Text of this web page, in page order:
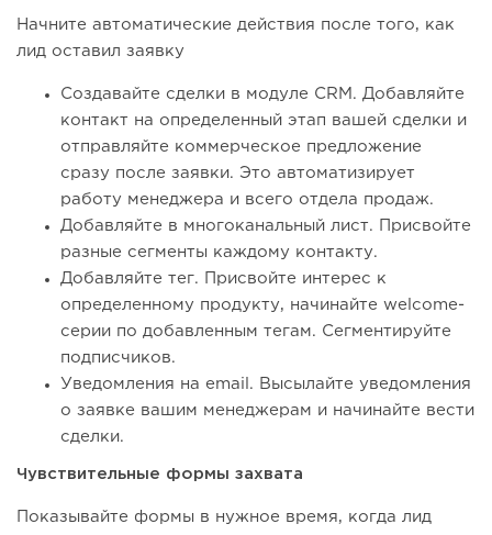
Начните автоматические действия после того, как
лид оставил заявку
Создавайте сделки в модуле CRM. Добавляйте
контакт на определенный этап вашей сделки и
отправляйте коммерческое предложение
сразу после заявки. Это автоматизирует
работу менеджера и всего отдела продаж.
Добавляйте в многоканальный лист. Присвойте
разные сегменты каждому контакту.
Добавляйте тег. Присвойте интерес к
определенному продукту, начинайте welcome-
серии по добавленным тегам. Сегментируйте
подписчиков.
Уведомления на email. Высылайте уведомления
о заявке вашим менеджерам и начинайте вести
сделки.
Чувствительные формы захвата
Показывайте формы в нужное время, когда лид